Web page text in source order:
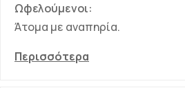
Ωφελούμενοι:
Άτομα με αναπηρία.
Περισσότερα